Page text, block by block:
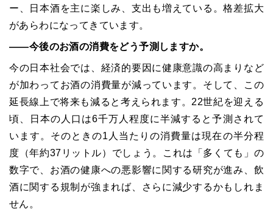
ー、日本酒を主に楽しみ、支出も増えている。格差拡大
があらわになってきています。
――今後のお酒の消費をどう予測しますか。
今の日本社会では、経済的要因に健康意識の高まりなど
が加わってお酒の消費量が減っています。そして、この
延長線上で将来も減ると考えられます。22世紀を迎える
頃、日本の人口は6千万人程度に半減すると予測されて
います。そのときの1人当たりの消費量は現在の半分程
度（年約37リットル）でしょう。これは「多くても」の
数字で、お酒の健康への悪影響に関する研究が進み、飲
酒に関する規制が強まれば、さらに減少するかもしれま
せん。